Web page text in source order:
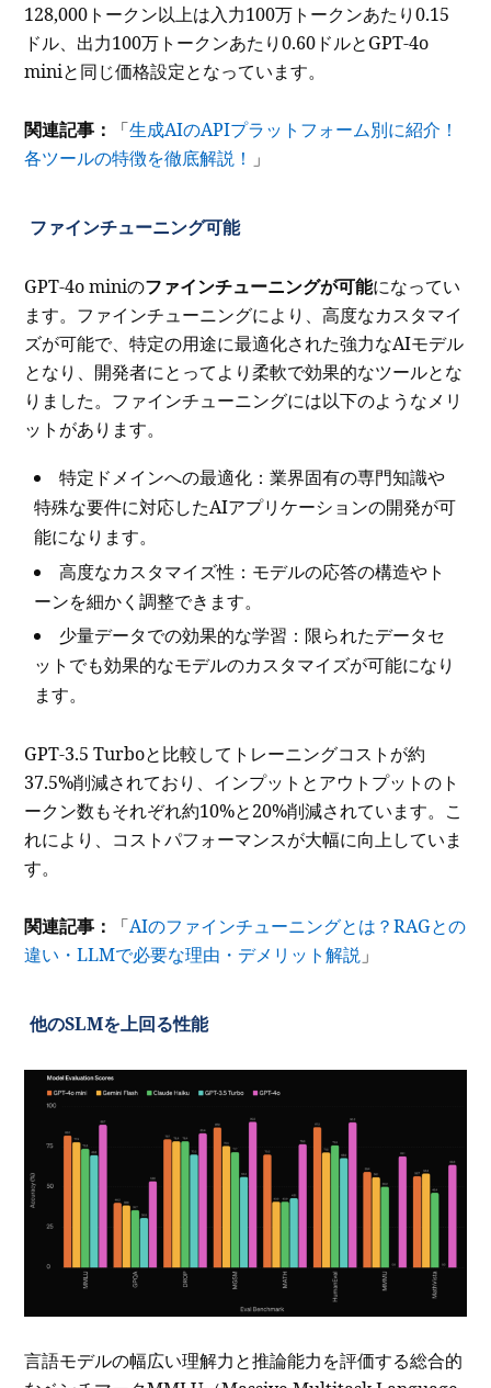
128,000トークン以上は入力100万トークンあたり0.15
ドル、出力100万トークンあたり0.60ドルとGPT-4o
miniと同じ価格設定となっています。
関連記事： 「生成AIのAPIプラットフォーム別に紹介！
各ツールの特徴を徹底解説！ 」
ファインチューニング可能
GPT-4o miniのファインチューニングが可能になってい
ます。ファインチューニングにより、高度なカスタマイ
ズが可能で、特定の用途に最適化された強力なAIモデル
となり、開発者にとってより柔軟で効果的なツールとな
りました。ファインチューニングには以下のようなメリ
ットがあります。
特定ドメインへの最適化：業界固有の専門知識や
特殊な要件に対応したAIアプリケーションの開発が可
能になります。
高度なカスタマイズ性：モデルの応答の構造やト
ーンを細かく調整できます。
少量データでの効果的な学習：限られたデータセ
ットでも効果的なモデルのカスタマイズが可能になり
ます。
GPT-3.5 Turboと比較してトレーニングコストが約
37.5%削減されており、インプットとアウトプットのト
ークン数もそれぞれ約10%と20%削減されています。こ
れにより、コストパフォーマンスが大幅に向上していま
す。
関連記事： 「AIのファインチューニングとは？RAGとの
違い・LLMで必要な理由・デメリット解説 」
他のSLMを上回る性能
言語モデルの幅広い理解力と推論能力を評価する総合的